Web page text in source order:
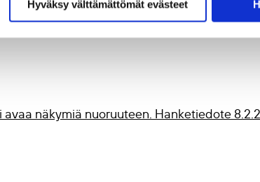
Hyväksy välttämättömät evästeet
tutkimukseen perustuvan dialogin.
näkymiä nuoruuteen. Hanketiedote